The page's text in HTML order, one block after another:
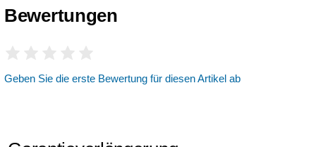
Bewertungen
Geben Sie die erste Bewertung für diesen Artikel ab